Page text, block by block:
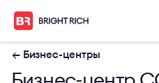
← Бизнес-центры